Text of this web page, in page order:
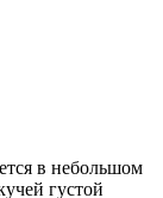
в небольшом
густой